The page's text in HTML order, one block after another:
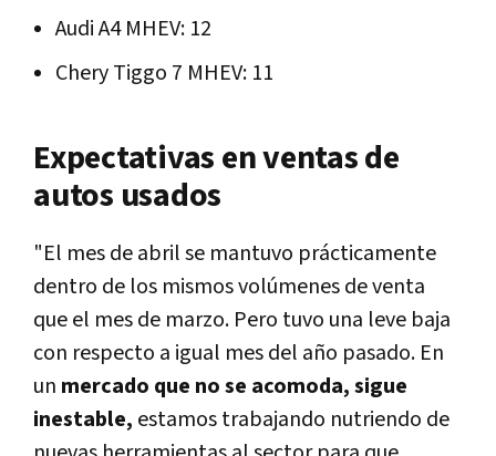
Audi A4 MHEV: 12
Chery Tiggo 7 MHEV: 11
Expectativas en ventas de
autos usados
"El mes de abril se mantuvo prácticamente
dentro de los mismos volúmenes de venta
que el mes de marzo. Pero tuvo una leve baja
con respecto a igual mes del año pasado. En
un mercado que no se acomoda, sigue
inestable, estamos trabajando nutriendo de